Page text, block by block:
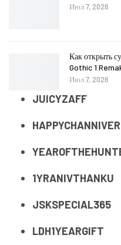
Июл 7, 2026
Как открыть
Gothic 1
Июл 7, 2026
JUICYZAFF
1YRANIVTHANKU
JSKSPECIAL365
LDH1YEARGIFT